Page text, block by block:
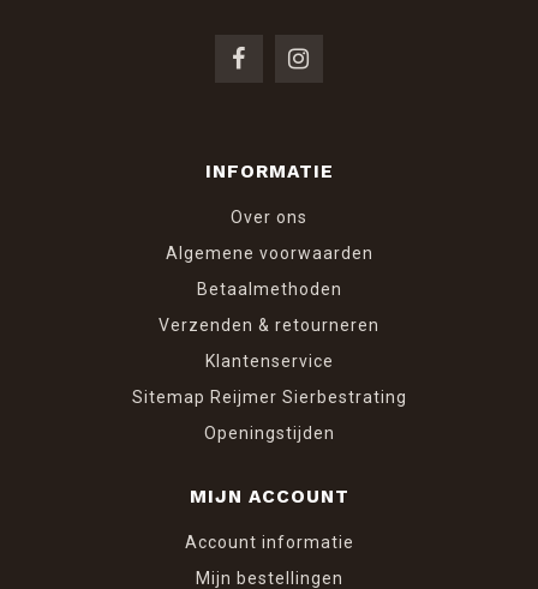
INFORMATIE
Over ons
Algemene voorwaarden
Betaalmethoden
Verzenden & retourneren
Klantenservice
Sitemap Reijmer Sierbestrating
Openingstijden
MIJN ACCOUNT
Account informatie
Mijn bestellingen